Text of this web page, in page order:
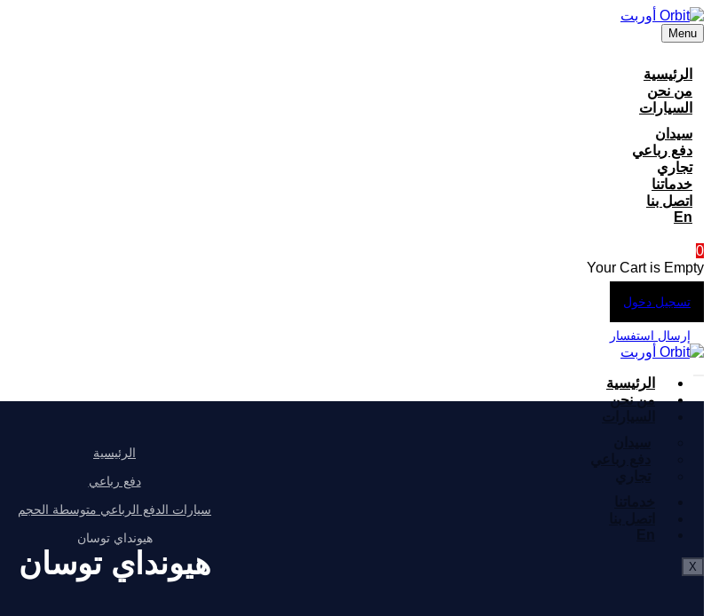
Menu
الرئيسية
من نحن
السيارات
سيدان
دفع رباعي
تجاري
خدماتنا
اتصل بنا
En
0
Your Cart is Empty
تسجيل دخول
إرسال استفسار
الرئيسية
من نحن
X
الرئيسية
دفع رباعي
سيارات الدفع الرباعي متوسطة الحجم
هيونداي توسان
هيونداي توسان